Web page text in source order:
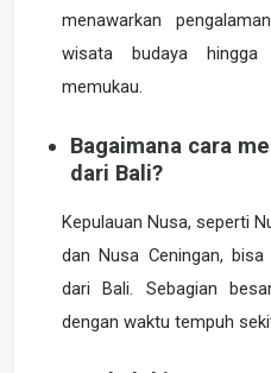
menawarkan
wisata budaya hingga
memukau.
Bagaimana cara
dari Bali?
Kepulauan Nusa, seperti
dan Nusa Ceningan,
dari Bali. Sebagian
dengan waktu tempuh